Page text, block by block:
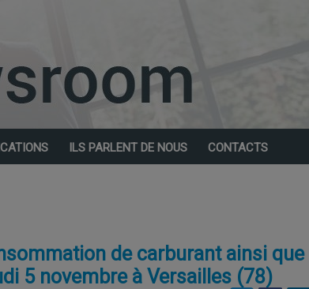
ILS PARLENT DE NOUS CONTACTS
de carburant ainsi que
5 novembre à Versailles (78)